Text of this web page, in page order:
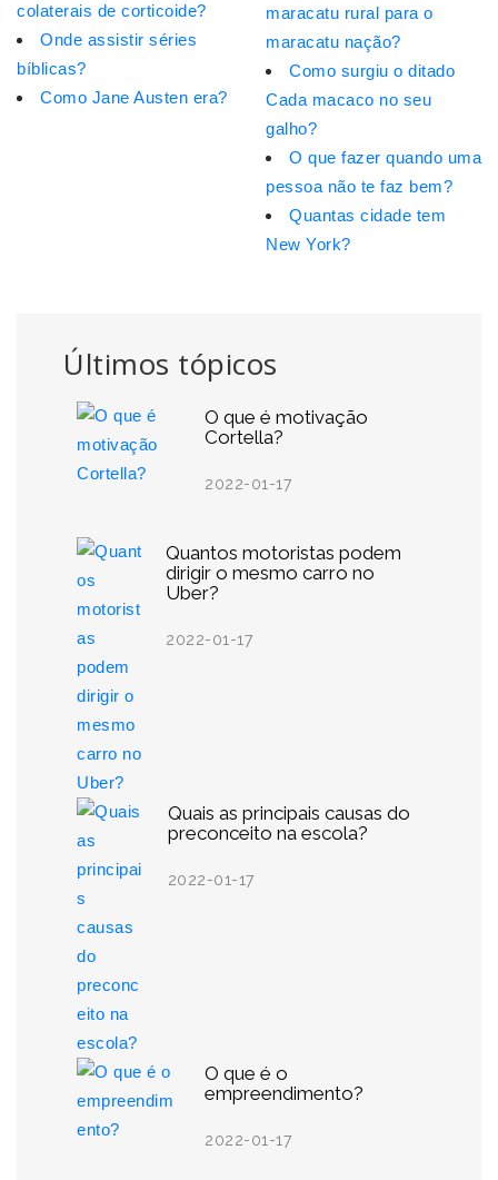
Últimos tópicos
O que é motivação
Cortella?
2022-01-17
Quantos motoristas podem
dirigir o mesmo carro no
Uber?
2022-01-17
Quais as principais causas do
preconceito na escola?
2022-01-17
O que é o
empreendimento?
2022-01-17
colaterais de corticoide?
Onde assistir séries
bíblicas?
Como Jane Austen era?
maracatu rural para o
maracatu nação?
Como surgiu o ditado
Cada macaco no seu
galho?
O que fazer quando uma
pessoa não te faz bem?
Quantas cidade tem
New York?